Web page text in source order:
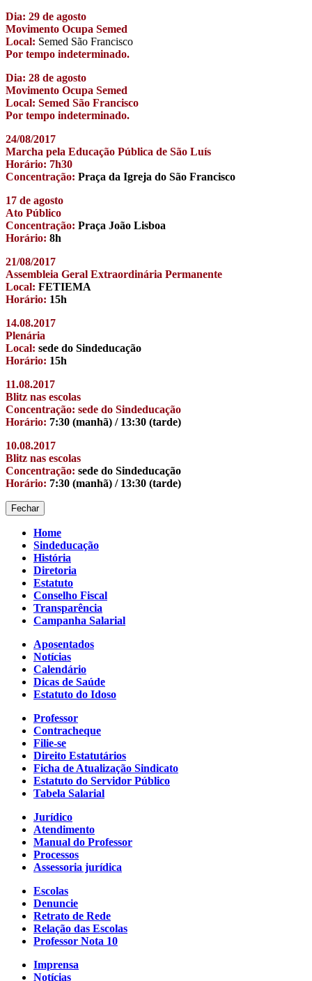
Dia: 29 de agosto
Movimento Ocupa Semed
Local: Semed São Francisco
Por tempo indeterminado.
Dia: 28 de agosto
Movimento Ocupa Semed
Local: Semed São Francisco
Por tempo indeterminado.
24/08/2017
Marcha pela Educação Pública de São Luís
Horário: 7h30
Concentração: Praça da Igreja do São Francisco
17 de agosto
Ato Público
Concentração: Praça João Lisboa
Horário: 8h
21/08/2017
Assembleia Geral Extraordinária Permanente
Local: FETIEMA
Horário: 15h
14.08.2017
Plenária
Local: sede do Sindeducação
Horário: 15h
11.08.2017
Blitz nas escolas
Concentração: sede do Sindeducação
Horário: 7:30 (manhã) / 13:30 (tarde)
10.08.2017
Blitz nas escolas
Concentração: sede do Sindeducação
Horário: 7:30 (manhã) / 13:30 (tarde)
Fechar
Home
Sindeducação
História
Diretoria
Estatuto
Conselho Fiscal
Transparência
Campanha Salarial
Aposentados
Notícias
Calendário
Dicas de Saúde
Estatuto do Idoso
Professor
Contracheque
Filie-se
Direito Estatutários
Ficha de Atualização Sindicato
Estatuto do Servidor Público
Tabela Salarial
Jurídico
Atendimento
Manual do Professor
Processos
Assessoria jurídica
Escolas
Denuncie
Retrato de Rede
Relação das Escolas
Professor Nota 10
Imprensa
Notícias